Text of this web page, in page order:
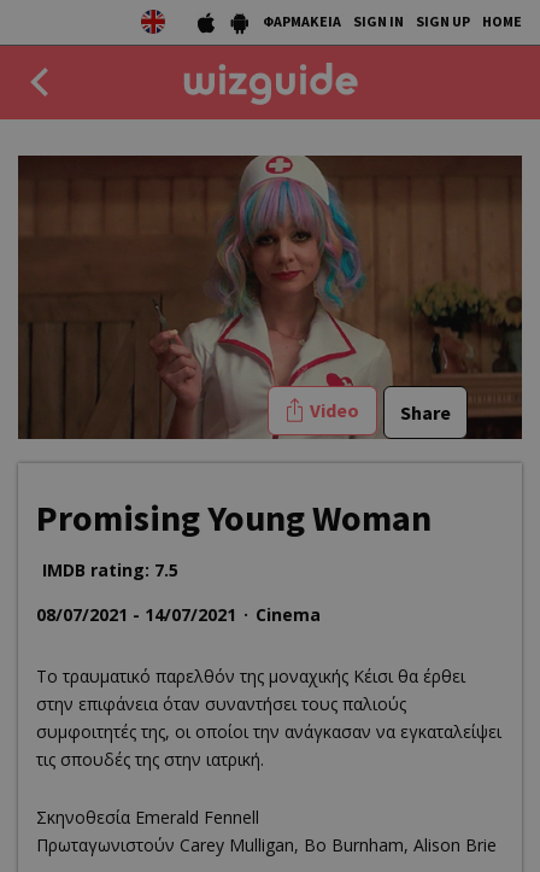
ΦΑΡΜΑΚΕΙΑ SIGN IN SIGN UP HOME
AGENDA
Video Share
Promising Young Woman
IMDB rating: 7.5
08/07/2021 - 14/07/2021
Cinema
Το τραυματικό παρελθόν της μοναχικής Κέισι θα έρθει
στην επιφάνεια όταν συναντήσει τους παλιούς
συμφοιτητές της, οι οποίοι την ανάγκασαν να εγκαταλείψει
τις σπουδές της στην ιατρική.
Σκηνοθεσία Emerald Fennell
Πρωταγωνιστούν Carey Mulligan, Bo Burnham, Alison Brie